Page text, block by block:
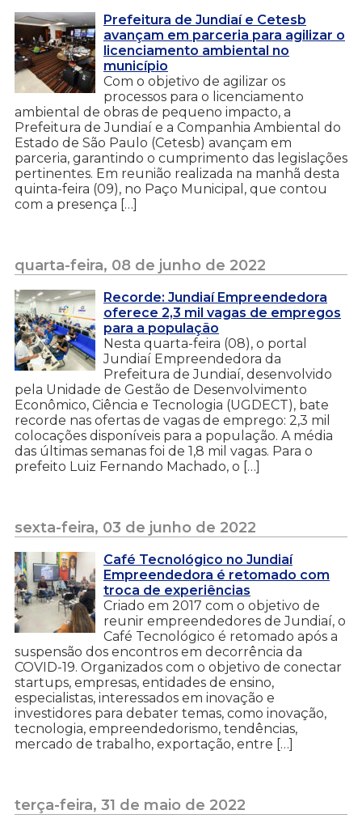
Prefeitura de Jundiaí e Cetesb
avançam em parceria para agilizar o
licenciamento ambiental no
município
Com o objetivo de agilizar os
processos para o licenciamento
ambiental de obras de pequeno impacto, a
Prefeitura de Jundiaí e a Companhia Ambiental do
Estado de São Paulo (Cetesb) avançam em
parceria, garantindo o cumprimento das legislações
pertinentes. Em reunião realizada na manhã desta
quinta-feira (09), no Paço Municipal, que contou
com a presença […]
quarta-feira, 08 de junho de 2022
Recorde: Jundiaí Empreendedora
oferece 2,3 mil vagas de empregos
para a população
Nesta quarta-feira (08), o portal
Jundiaí Empreendedora da
Prefeitura de Jundiaí, desenvolvido
pela Unidade de Gestão de Desenvolvimento
Econômico, Ciência e Tecnologia (UGDECT), bate
recorde nas ofertas de vagas de emprego: 2,3 mil
colocações disponíveis para a população. A média
das últimas semanas foi de 1,8 mil vagas. Para o
prefeito Luiz Fernando Machado, o […]
sexta-feira, 03 de junho de 2022
Café Tecnológico no Jundiaí
Empreendedora é retomado com
troca de experiências
Criado em 2017 com o objetivo de
reunir empreendedores de Jundiaí, o
Café Tecnológico é retomado após a
suspensão dos encontros em decorrência da
COVID-19. Organizados com o objetivo de conectar
startups, empresas, entidades de ensino,
especialistas, interessados em inovação e
investidores para debater temas, como inovação,
tecnologia, empreendedorismo, tendências,
mercado de trabalho, exportação, entre […]
terça-feira, 31 de maio de 2022